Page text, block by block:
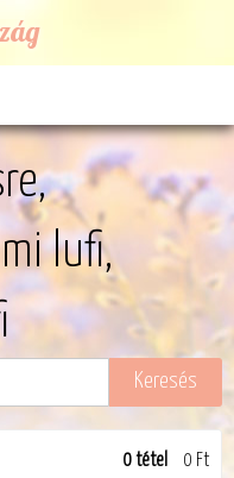
lufi,
0tétel 0 Ft